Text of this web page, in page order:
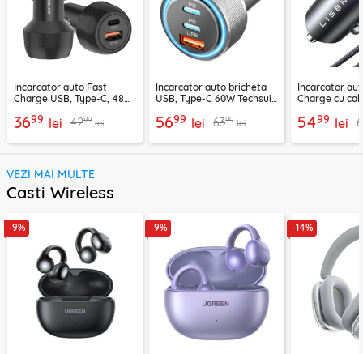
Incarcator auto Fast
Charge USB, Type-C, 48W
3699 lei 4299 lei
Incarcator auto bricheta
USB, Type-C 60W Techsuit
5699 lei 6399 lei
Incarcator
Charge cu
5499 lei
VEZI MAI MULTE
Casti Wireless
-9% -9% -14%